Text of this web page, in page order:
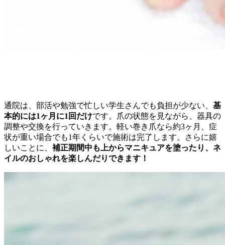
通院は、部活や勉強で忙しい学生さんでも負担が少ない、 基
本的には1ヶ月に1回だけです。爪の状態を見ながら、器具の
調整や交換を行っていきます。軽い巻き爪なら約3ヶ月、症
状が重い場合でも1年くらいで施術は完了します。さらに嬉
しいことに、 補正期間中も上からマニキュアを塗ったり、ネ
イルのおしゃれを楽しんだりできます！